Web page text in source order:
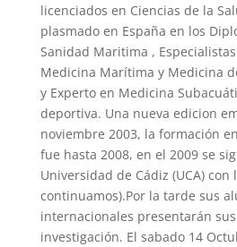
licenciados en Ciencias de la
plasmado en España en los
Sanidad Maritima ,
Medicina Marítima y Medicina
y Experto en Medicina
deportiva. Una nueva edicion
noviembre 2003, la formación
fue hasta 2008, en el 2009 se
Universidad de Cádiz (UCA) con
continuamos).Por la tarde sus
internacionales presentarán
investigación. El sabado 14